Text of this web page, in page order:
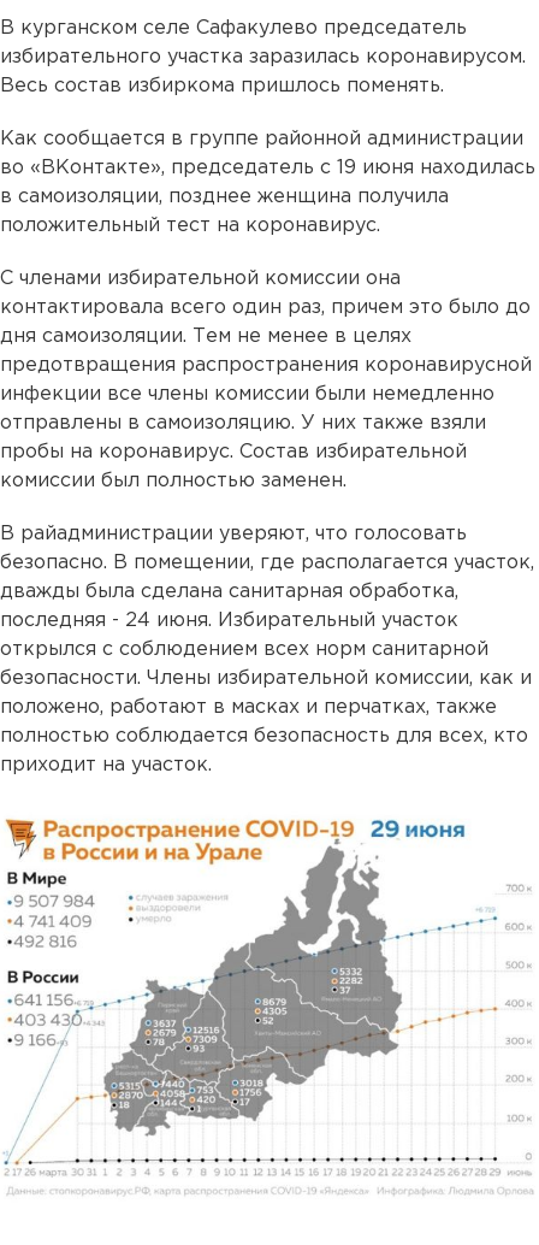
В курганском селе Сафакулево председатель
избирательного участка заразилась коронавирусом.
Весь состав избиркома пришлось поменять.
Как сообщается в группе районной администрации
во «ВКонтакте», председатель с 19 июня находилась
в самоизоляции, позднее женщина получила
положительный тест на коронавирус.
С членами избирательной комиссии она
контактировала всего один раз, причем это было до
дня самоизоляции. Тем не менее в целях
предотвращения распространения коронавирусной
инфекции все члены комиссии были немедленно
отправлены в самоизоляцию. У них также взяли
пробы на коронавирус. Состав избирательной
комиссии был полностью заменен.
В райадминистрации уверяют, что голосовать
безопасно. В помещении, где располагается участок,
дважды была сделана санитарная обработка,
последняя - 24 июня. Избирательный участок
открылся с соблюдением всех норм санитарной
безопасности. Члены избирательной комиссии, как и
положено, работают в масках и перчатках, также
полностью соблюдается безопасность для всех, кто
приходит на участок.